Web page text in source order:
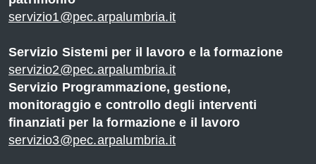
servizio1@pec.arpalumbria.it
Servizio Sistemi per il lavoro e la formazione
servizio2@pec.arpalumbria.it
Servizio Programmazione, gestione,
monitoraggio e controllo degli interventi
finanziati per la formazione e il lavoro
servizio3@pec.arpalumbria.it